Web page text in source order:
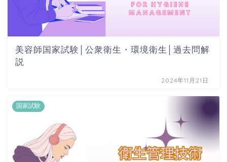
美容師国家試験│公衆衛生・環境衛生│過去問解
説
2024年11月21日
国家試験